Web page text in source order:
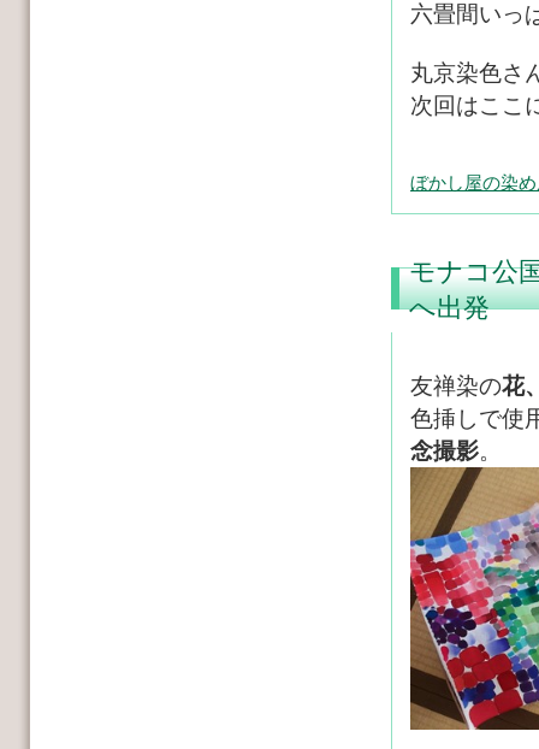
六畳間いっ
丸京染色さ
次回はここ
ぼかし屋の染
モナコ公
へ出発
友禅染の花
色挿しで使
念撮影。